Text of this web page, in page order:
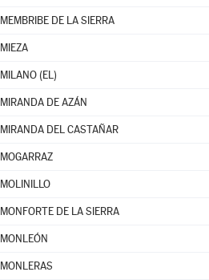
MEMBRIBE DE LA SIERRA
MIEZA
MILANO (EL)
MIRANDA DE AZÁN
MIRANDA DEL CASTAÑAR
MOGARRAZ
MOLINILLO
MONFORTE DE LA SIERRA
MONLEÓN
MONLERAS